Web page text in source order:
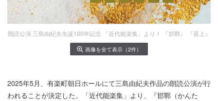
朗読公演 三島由紀夫生誕100年記念 「近代能楽集」よりⅠ 『邯鄲』 『葵上』
画像を全て表示（2件）
2025年5月、有楽町朝日ホールにて三島由紀夫作品の朗読公演が行
われることが決定した。「近代能楽集」より、『邯鄲（かんた